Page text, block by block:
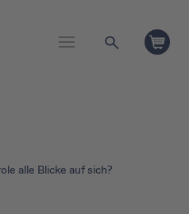
alle Blicke auf sich?